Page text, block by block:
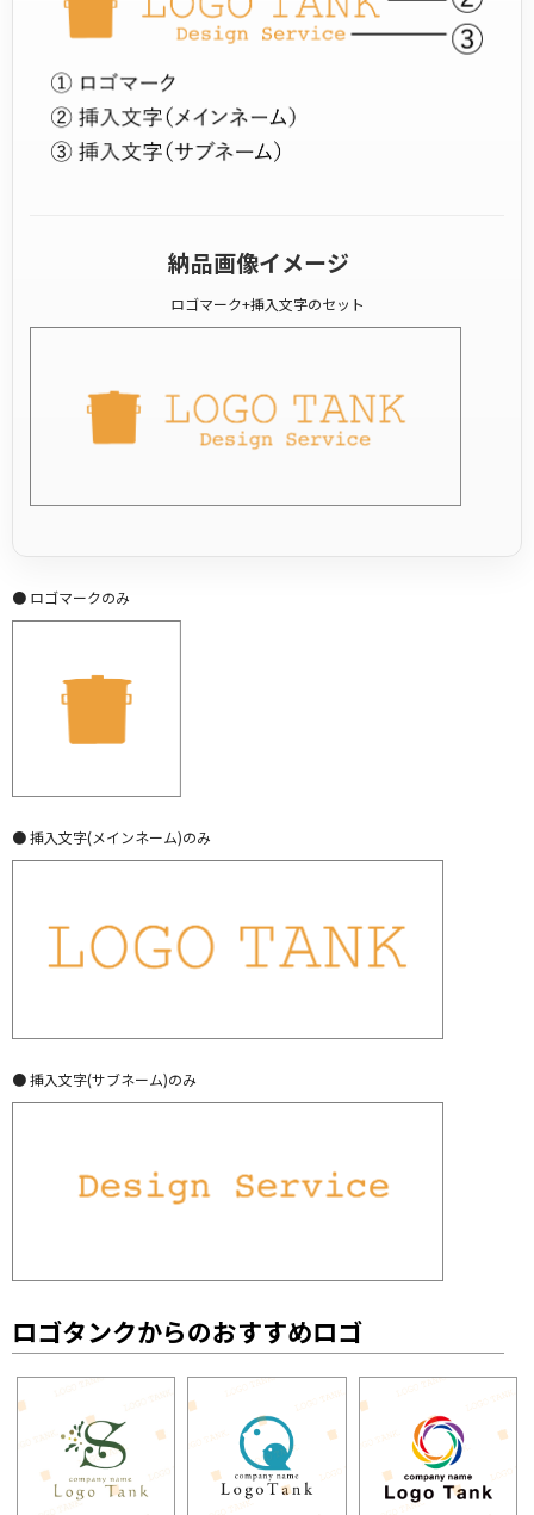
納品画像イメージ
ロゴマーク+挿入文字のセット
● ロゴマークのみ
● 挿入文字(メインネーム)のみ
● 挿入文字(サブネーム)のみ
ロゴタンクからのおすすめロゴ